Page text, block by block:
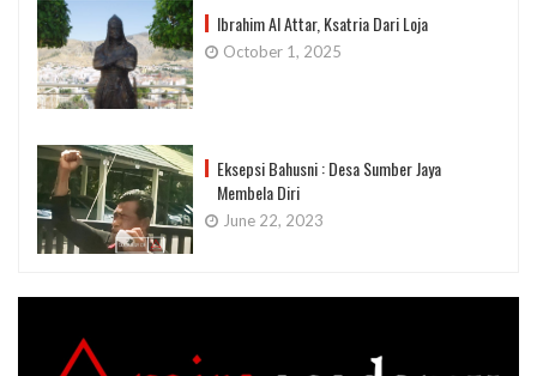
Ibrahim Al Attar, Ksatria Dari Loja
October 1, 2025
Eksepsi Bahusni : Desa Sumber Jaya
Membela Diri
June 22, 2023